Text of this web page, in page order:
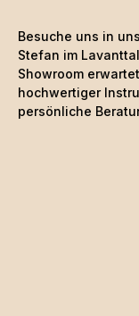
Besuche uns in
Stefan im
Showroom
hochwertiger
persönliche